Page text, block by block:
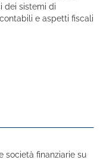
dei sistemi di
e aspetti fiscali
società finanziarie su